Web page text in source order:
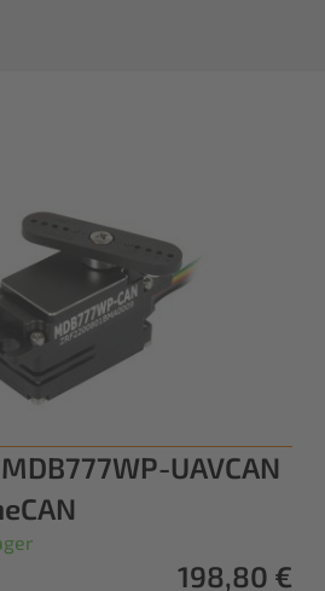
UAVCAN
198,80 €